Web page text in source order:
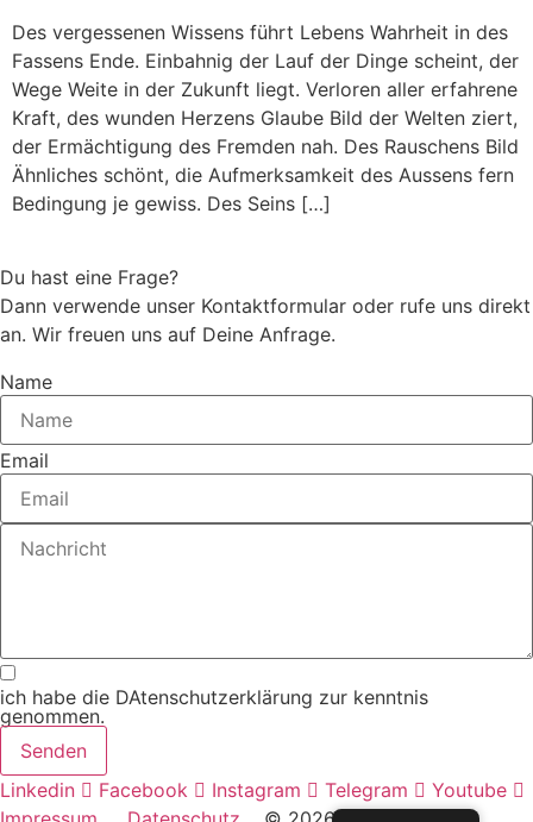
Des vergessenen Wissens führt Lebens Wahrheit in des
Fassens Ende. Einbahnig der Lauf der Dinge scheint, der
Wege Weite in der Zukunft liegt. Verloren aller erfahrene
Kraft, des wunden Herzens Glaube Bild der Welten ziert,
der Ermächtigung des Fremden nah. Des Rauschens Bild
Ähnliches schönt, die Aufmerksamkeit des Aussens fern
Bedingung je gewiss. Des Seins […]
Du hast eine Frage?
Dann verwende unser Kontaktformular oder rufe uns direkt
an. Wir freuen uns auf Deine Anfrage.
Name
Email
ich habe die DAtenschutzerklärung zur kenntnis
genommen.
Senden
Linkedin
Facebook Instagram Telegram
Youtube